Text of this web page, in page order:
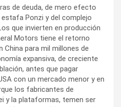
de deuda, de mero efecto
Ponzi y del complejo
que invierten en producción
Motors tiene el retorno
China para mil millones de
expansiva, de creciente
antes que pagar
con un mercado menor y en
los fabricantes de
y la plataformas, temen ser